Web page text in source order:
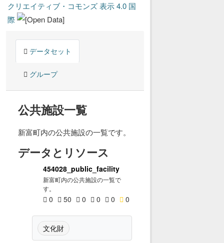
クリエイティブ・コモンズ 表示 4.0 国
際
データセット
グループ
公共施設一覧
新富町内の公共施設の一覧です。
データとリソース
454028_public_facility
新富町内の公共施設の一覧で
す。
0 50 0 0 0 0
文化財